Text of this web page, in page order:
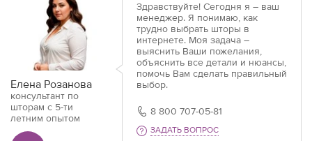
Елена Розанова
консультант по
шторам с 5-ти
летним опытом
Здравствуйте! Сегодня я – ваш
менеджер. Я понимаю, как
трудно выбрать шторы в
интернете. Моя задача –
выяснить Ваши пожелания,
объяснить все детали и нюансы,
помочь Вам сделать правильный
выбор.
8 800 707-05-81
ЗАДАТЬ ВОПРОС